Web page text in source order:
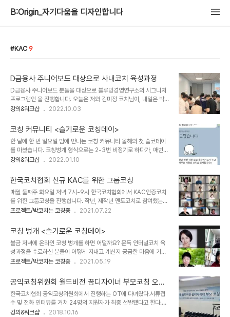
B:Origin_자기다움을 디자인합니다
KAC 9
D금융사 주니어보드 대상으로 사내코치 육성과정
D금융사 주니어보드 분들을 대상으로 블루밍경영연구소의 시그니처
프로그램인 을 진행합니다. 오늘은 저와 김미정 코치님이, 내일은 박은
하 최승영 코치님이 함께합니다. 교육을 넘어 KAC인증 코치까지 도
원해요.
강의&워크샵 2022.10.03
코칭 커뮤니티 <슬기로운 코칭데이>
한 달에 한 번 일요일 밤에 만나는 코칭 커뮤니티 올해의 첫 슬코데이
를 마쳤습니다. 코칭벙개 형식으로는 2-3번 비정기로 하다가, 매번
반응이 좋아서 아예 정례화 하기로 해서 벌써 라는 이름으로 연속 5번
을 위해 기꺼이 시간을 내주셔서 꾸준히 시도할 수 있었습니다. 참여
코치님들의 피드백을 받아, 다음달에는 좀 더 보완한 프로그램으로 찾
아올께요. 평온한 주말 보내시고, 활기찾 월요일 맞으셔요!!
강의&워크샵 2022.01.10
한국코치협회 신규 KAC를 위한 그룹코칭
매월 둘째주 화요일 저녁 7시-9시 한국코치협회에서 KAC인증코치
를 위한 그룹코칭을 진행합니다. 작년, 제작년 멘토코치로 참여했는데,
올해는 그룹코칭 운영국장으로 활동합니다. 7월 그룹코칭은 22분의
다. 매회 피드백을 받고 더 나은 그룹코칭 경험을 제공하기 위해 매번
참여 코치님들과 사전, 사후 모임을 하고 있습니다. 조금씩 성장하는
과정이 참 뿌듯하네요. 그룹코칭의 역동을 느끼고 싶은 코치님들, 코칭
역량을 강화하고 싶은 코치님들 환영합니다.
프로젝트/박코치는 코칭중 2021.07.22
코칭 벙개 <슬기로운 코칭데이>
불금 저녁에 온라인 코칭 벙개를 하면 어떨까요? 문득 인터널코치 육
성과정을 수료하신 분들이 어떻게 지내고 계신지 궁금한 마음에 기획
되었습니다. 그래서 블루밍 코치님들과 후다닥 기획했어요. 금요일 저
89차 KAC를 준비하는 분, 인터널코치 육성과정을 듣고 현업에 적용
하면서 궁금함이 생긴 분, 꺼져가는 코칭의 불씨를 다시 살리고 싶은
분~ 급벙개였는데 12분이나 신청하셔셔 깜짝 놀랐네요. 그 바람에 전
문코치님들을 급하게 모셨습니다. 그간 코칭하며 변화를 경험한 사례
공유를 하고 소그룹으로 나뉘어 실제 코칭 실습을 했습니다. 전문코치
프로젝트/박코치는 코칭중 2021.05.19
공익코칭위원회 월드비전 꿈디자이너 부모코칭 오리
엔테이션 참가하다 @한국코치협회
한국코치협회 공익코칭위원회에서 진행하는 OT에 다녀왔다.서류접
수 및 전화 인터뷰를 거쳐 24명의 지원자가 최종 선발됐다고 한다.월
드비전에서 아이들을 대상으로 코칭을 진행하는데 부모에게도 코칭의
강의&워크샵 2018.10.16